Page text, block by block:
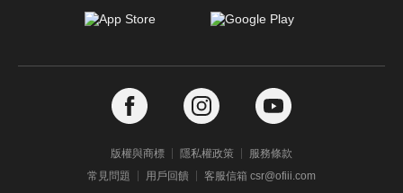
版權與商標 隱私權政策
服務條款
常見問題
用戶回饋 客服信箱 csr@ofiii.com